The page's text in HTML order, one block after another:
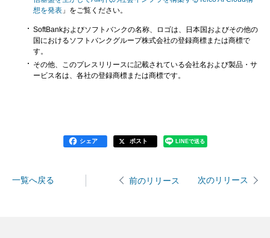
想を発表 」をご覧ください。
SoftBankおよびソフトバンクの名称、ロゴは、日本国およびその他の
国におけるソフトバンクグループ株式会社の登録商標または商標で
す。
その他、このプレスリリースに記載されている会社名および製品・サ
ービス名は、各社の登録商標または商標です。
シェア ポスト LINEで送る
一覧へ戻る 前のリリース 次のリリース